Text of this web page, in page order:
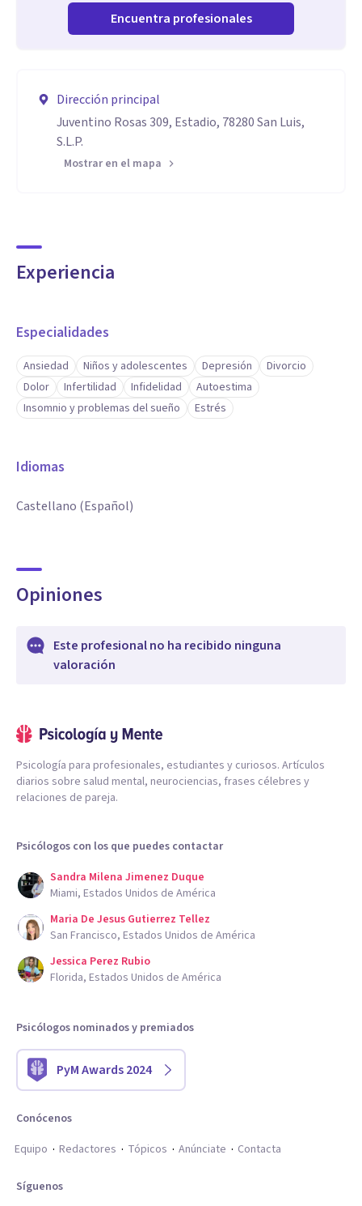
Encuentra profesionales
Dirección principal
Juventino Rosas 309, Estadio, 78280 San Luis,
S.L.P.
Mostrar en el mapa
Experiencia
Especialidades
Ansiedad Niños y adolescentes Depresión
Divorcio
Dolor
Infertilidad Infidelidad
Autoestima
Insomnio y problemas del sueño
Estrés
Idiomas
Castellano (Español)
Opiniones
Este profesional no ha recibido ninguna
valoración
Psicología para profesionales, estudiantes y curiosos. Artículos
diarios sobre salud mental, neurociencias, frases célebres y
relaciones de pareja.
Psicólogos con los que puedes contactar
Sandra Milena Jimenez Duque
Miami, Estados Unidos de América
Maria De Jesus Gutierrez Tellez
San Francisco, Estados Unidos de América
Jessica Perez Rubio
Florida, Estados Unidos de América
Psicólogos nominados y premiados
PyM Awards 2024
Conócenos
Equipo
Redactores Tópicos Anúnciate Contacta
Síguenos